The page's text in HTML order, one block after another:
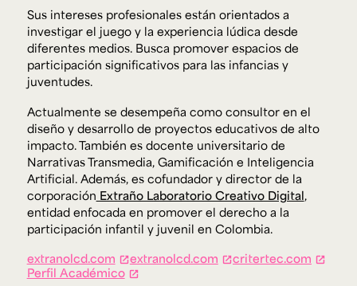
Configuración de cookies
Universidad de los Andes | Vigilada Mineducación.
Reconocimiento como universidad: Decreto 1297 del 30
de mayo de 1964. Reconocimiento de personería jurídica:
Resolución 28 del 23 de febrero de 1949, Minjusticia.
Acreditación institucional de alta calidad, 10 años:
Resolución 000194 del 16 de enero del 2025.
Arte e
Historia
del Arte
Ext. 2626
Literatura y
Narrativas Digitales
Ext. 2501
Música
Ext.
2504
Posgrados
Ext. 4925
Educación
Sus intereses profesionales están orientados a
investigar el juego y la experiencia lúdica desde
diferentes medios. Busca promover espacios de
participación significativos para las infancias y
juventudes.
Actualmente se desempeña como consultor en el
diseño y desarrollo de proyectos educativos de alto
impacto. También es docente universitario de
Narrativas Transmedia, Gamificación e Inteligencia
Artificial. Además, es cofundador y director de la
corporación Extraño Laboratorio Creativo Digital,
entidad enfocada en promover el derecho a la
participación infantil y juvenil en Colombia.
extranolcd.com extranolcd.com
critertec.com
Perfil Académico